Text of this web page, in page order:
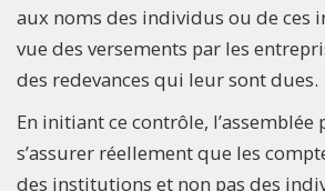
aux noms des individus ou de ces
vue des versements par les
des redevances qui leur sont dues.
En initiant ce contrôle,
s’assurer réellement que les
des institutions et non pas des